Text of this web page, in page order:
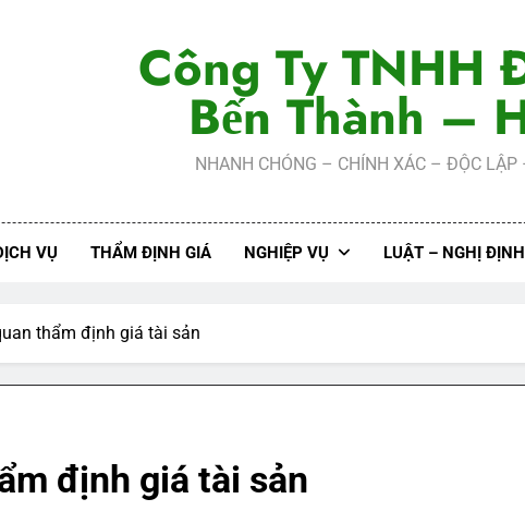
Công Ty TNHH
Bến Thành –
NHANH CHÓNG – CHÍNH XÁC – ĐỘC LẬP
VỤ THẨM ĐỊNH GIÁ NGHIỆP VỤ LUẬT – NGHỊ ĐỊNH
thẩm định giá tài sản
định giá tài sản